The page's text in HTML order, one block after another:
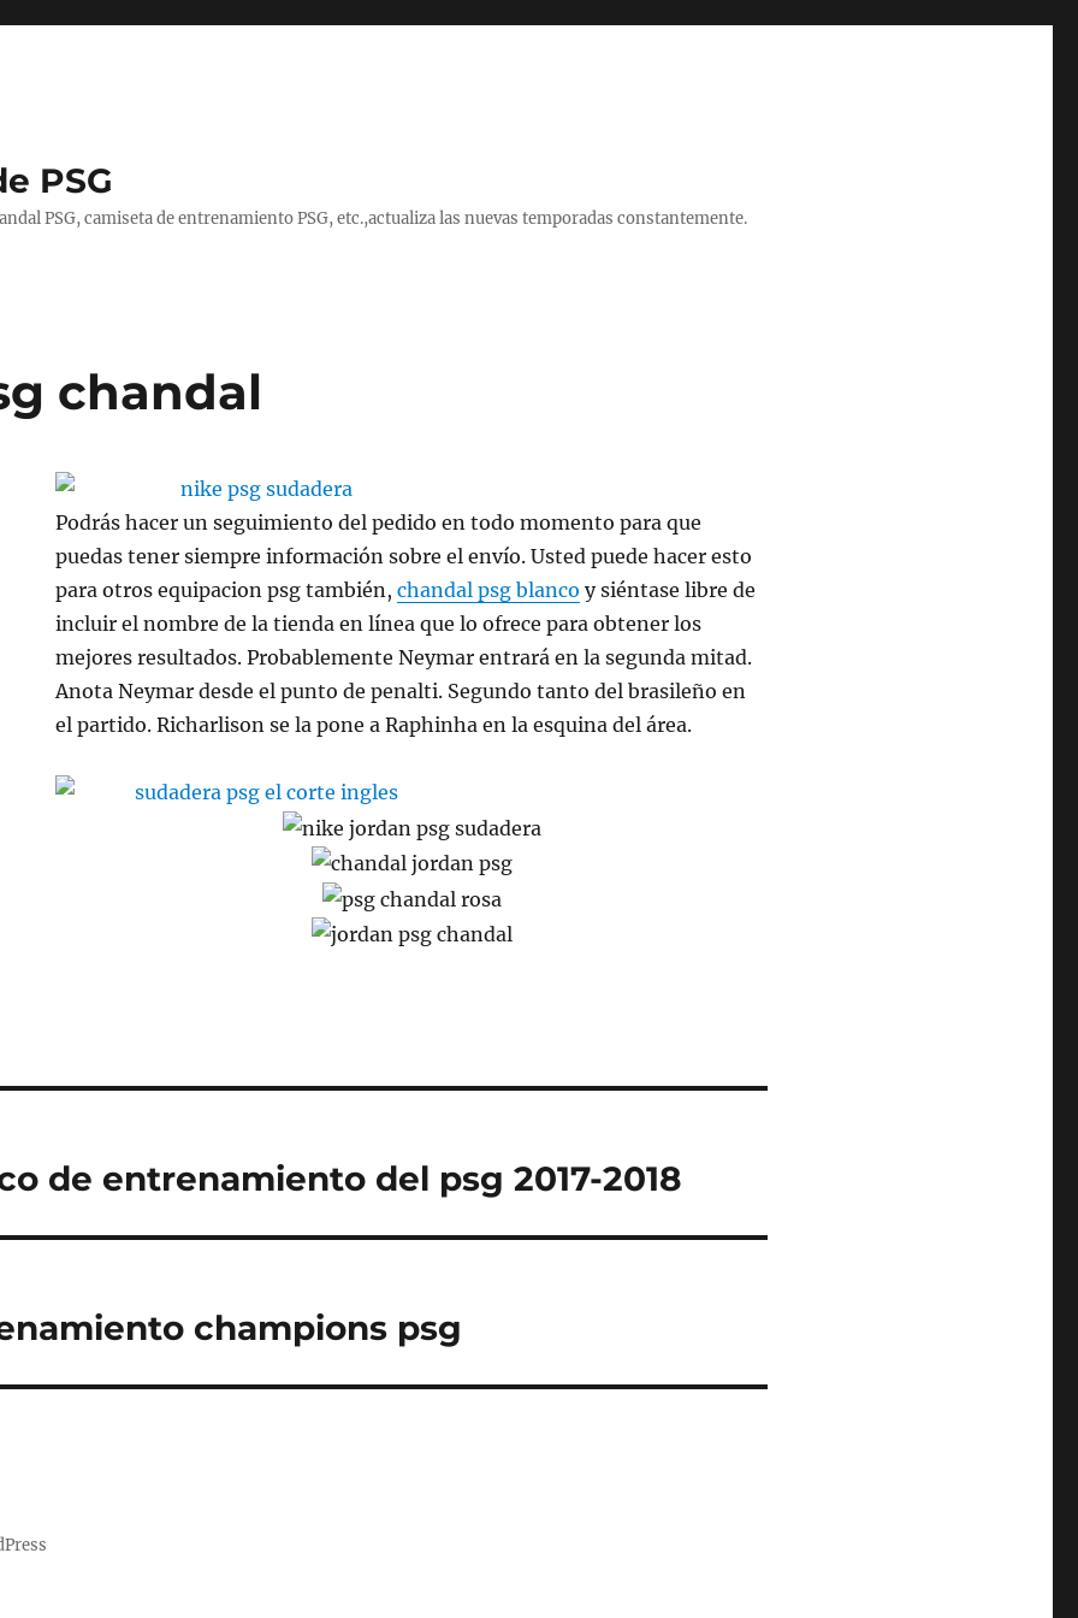
PSG
PSG, camiseta de entrenamiento PSG, etc.,actualiza las nuevas temporadas constantemente.
chandal
Podrás hacer un seguimiento del pedido en todo momento para que
puedas tener siempre información sobre el envío. Usted puede hacer esto
para otros equipacion psg también,chandal psg blanco y siéntase libre de
incluir el nombre de la tienda en línea que lo ofrece para obtener los
mejores resultados. Probablemente Neymar entrará en la segunda mitad.
Anota Neymar desde el punto de penalti. Segundo tanto del brasileño en
el partido. Richarlison se la pone a Raphinha en la esquina del área.
de entrenamiento del psg 2017-2018
champions psg